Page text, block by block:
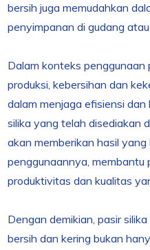
bersih juga memudahkan
penyimpanan di gudang
Dalam konteks penggunaan
produksi, kebersihan dan
dalam menjaga efisiensi
silika yang telah disediakan
akan memberikan hasil
penggunaannya,
produktivitas dan kualitas
Dengan demikian, pasir
bersih dan kering bukan